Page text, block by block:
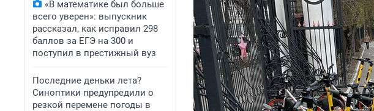
«В математике был больше
всего уверен»: выпускник
рассказал, как исправил 298
баллов за ЕГЭ на 300 и
поступил в престижный вуз
Последние деньки лета?
Синоптики предупредили о
резкой перемене погоды в